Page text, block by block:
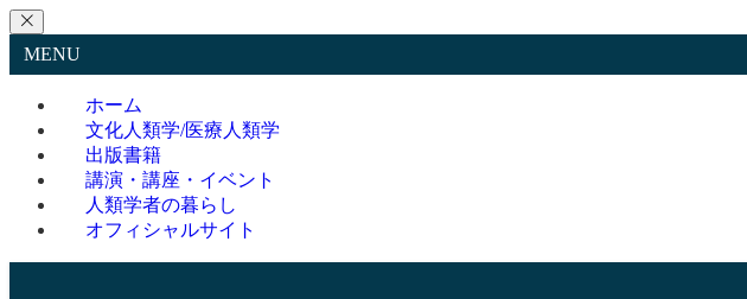
MENU
ホーム
文化人類学/医療人類学
出版書籍
講演・講座・イベント
人類学者の暮らし
オフィシャルサイト